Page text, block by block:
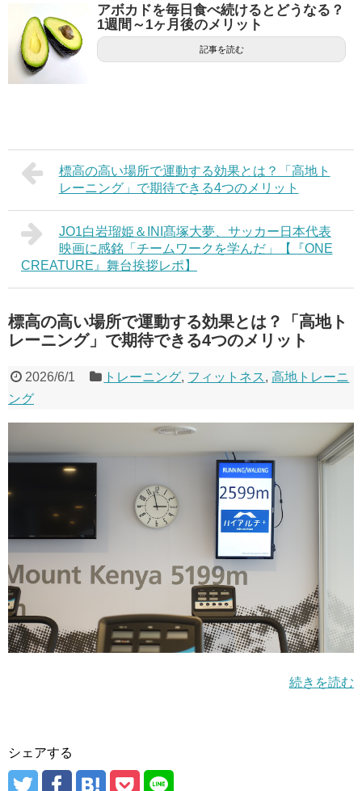
アボカドを毎日食べ続けるとどうなる？
1週間～1ヶ月後のメリット
記事を読む
標高の高い場所で運動する効果とは？「高地ト
レーニング」で期待できる4つのメリット
JO1白岩瑠姫＆INI髙塚大夢、サッカー日本代表
映画に感銘「チームワークを学んだ」【『ONE
CREATURE』舞台挨拶レポ】
標高の高い場所で運動する効果とは？「高地ト
レーニング」で期待できる4つのメリット
2026/6/1 トレーニング, フィットネス,高地トレーニ
ング
続きを読む
シェアする